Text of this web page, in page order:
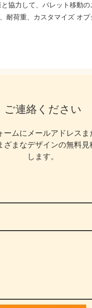
協力して、パレット移動
耐荷重、カスタマイズ オ
ご連絡ください
ームにメールアドレス
まなデザインの無料見
します。